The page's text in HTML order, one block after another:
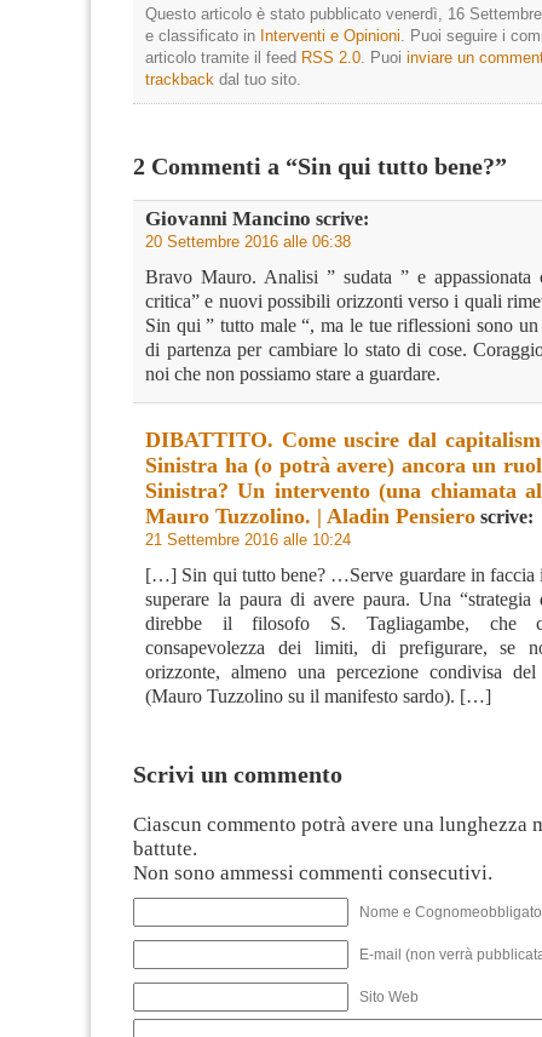
Questo articolo è stato pubblicato venerdì, 16
e classificato in Interventi e Opinioni. Puoi seguire i
articolo tramite il feed RSS 2.0. Puoi inviare un
trackback dal tuo sito.
2 Commenti a “Sin qui tutto bene?”
Giovanni Mancino scrive:
20 Settembre 2016 alle 06:38
Bravo Mauro. Analisi ” sudata ” e appassionata
critica” e nuovi possibili orizzonti verso i quali
Sin qui ” tutto male “, ma le tue riflessioni sono
di partenza per cambiare lo stato di cose.
noi che non possiamo stare a guardare.
DIBATTITO. Come uscire dal
Sinistra ha (o potrà avere) ancora un
Sinistra? Un intervento (una chiamata
Mauro Tuzzolino. | Aladin Pensiero scrive:
21 Settembre 2016 alle 10:24
[…] Sin qui tutto bene? …Serve guardare in faccia
superare la paura di avere paura. Una “strategia
direbbe il filosofo S. Tagliagambe, che
consapevolezza dei limiti, di prefigurare, se
orizzonte, almeno una percezione condivisa
(Mauro Tuzzolino su il manifesto sardo). […]
Scrivi un commento
Ciascun commento potrà avere una lunghezza
battute.
Non sono ammessi commenti consecutivi.
Nome e
E-mail (non verrà
Sito Web